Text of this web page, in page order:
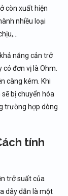
còn xuất hiện
nhiều loại
năng cản trở
đơn vị là Ohm.
càng kém. Khi
bị chuyển hóa
trường hợp dòng
tính
trở suất của
dây dẫn là một